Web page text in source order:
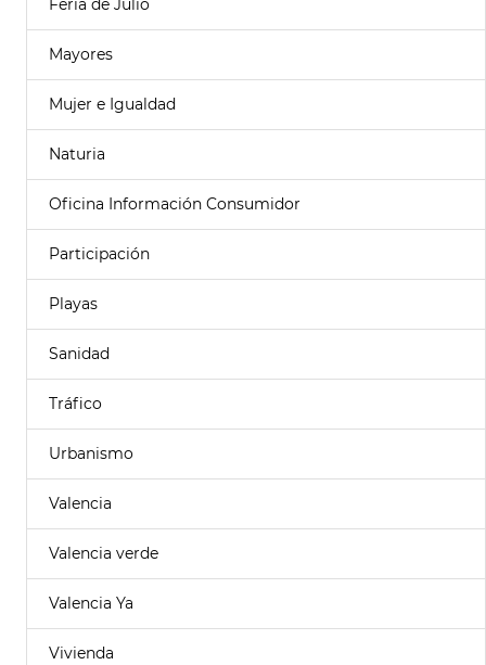
Mayores
Mujer e Igualdad
Naturia
Oficina Información Consumidor
Participación
Playas
Sanidad
Tráfico
Urbanismo
Valencia
Valencia verde
Valencia Ya
Vivienda